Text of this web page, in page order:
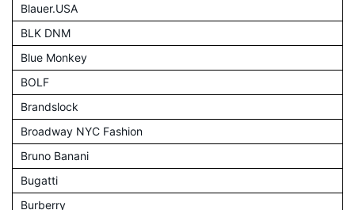
Blauer.USA
BLK DNM
Blue Monkey
BOLF
Brandslock
Broadway NYC Fashion
Bruno Banani
Bugatti
Burberry